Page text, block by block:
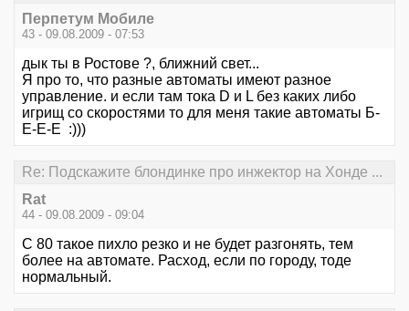
Перпетум Мобиле
43 - 09.08.2009 - 07:53
дык ты в Ростове ?, ближний свет...
Я про то, что разные автоматы имеют разное
управление. и если там тока D и L без каких либо
игрищ со скоростями то для меня такие автоматы Б-
Е-Е-Е :)))
Re: Подскажите блондинке про инжектор на Хонде ...
Rat
44 - 09.08.2009 - 09:04
С 80 такое пихло резко и не будет разгонять, тем
более на автомате. Расход, если по городу, тоде
нормальный.